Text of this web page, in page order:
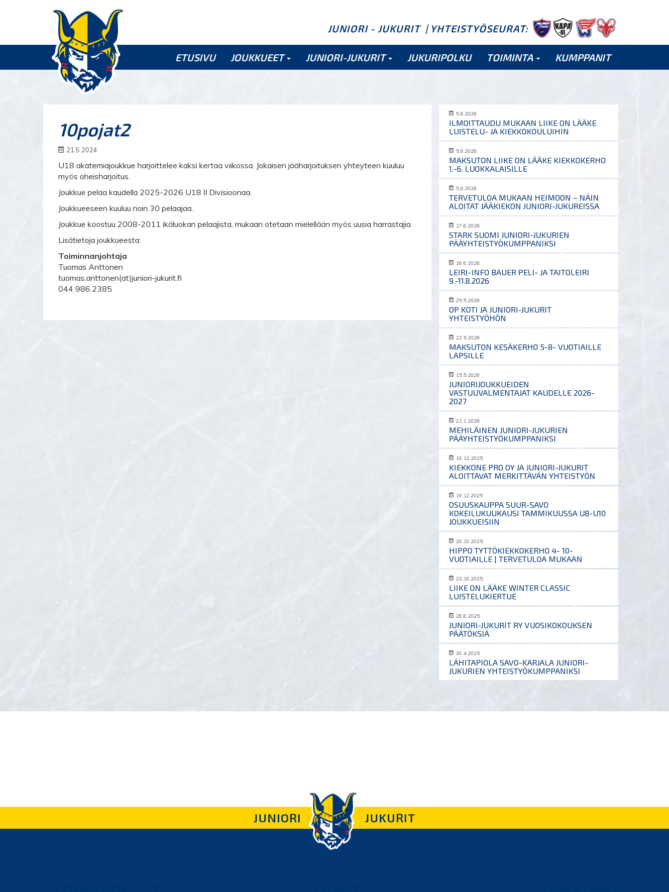
JUNIORI - JUKURIT | YHTEISTYÖSEURAT:
ETUSIVU JOUKKUEET JUNIORI-JUKURIT JUKURIPOLKU TOIMINTA KUMPPANIT
10pojat2
21.5.2024
U18 akatemiajoukkue harjoittelee kaksi kertaa viikossa. Jokaisen jääharjoituksen yhteyteen kuuluu
myös oheisharjoitus.
Joukkue pelaa kaudella 2025-2026 U18 II Divisioonaa.
Joukkueeseen kuuluu noin 30 pelaajaa.
Joukkue koostuu 2008-2011 ikäluokan pelaajista, mukaan otetaan mielellään myös uusia harrastajia.
Lisätietoja joukkueesta:
Toiminnanjohtaja
Tuomas Anttonen
tuomas.anttonen(at)juniori-jukurit.fi
044 986 2385
5.8.2026
ILMOITTAUDU MUKAAN LIIKE ON LÄÄKE
LUISTELU- JA KIEKKOKOULUIHIN
5.8.2026
MAKSUTON LIIKE ON LÄÄKE KIEKKOKERHO
1.-6. LUOKKALAISILLE
5.8.2026
TERVETULOA MUKAAN HEIMOON – NÄIN
ALOITAT JÄÄKIEKON JUNIORI-JUKUREISSA
17.6.2026
STARK SUOMI JUNIORI-JUKURIEN
PÄÄYHTEISTYÖKUMPPANIKSI
16.6.2026
LEIRI-INFO BAUER PELI- JA TAITOLEIRI
9.-11.8.2026
25.5.2026
OP KOTI JA JUNIORI-JUKURIT
YHTEISTYÖHÖN
22.5.2026
MAKSUTON KESÄKERHO 5-8- VUOTIAILLE
LAPSILLE
15.5.2026
JUNIORIJOUKKUEIDEN
VASTUUVALMENTAJAT KAUDELLE 2026-
2027
21.1.2026
MEHILÄINEN JUNIORI-JUKURIEN
PÄÄYHTEISTYÖKUMPPANIKSI
19.12.2025
KIEKKONE PRO OY JA JUNIORI-JUKURIT
ALOITTAVAT MERKITTÄVÄN YHTEISTYÖN
19.12.2025
OSUUSKAUPPA SUUR-SAVO
KOKEILUKUUKAUSI TAMMIKUUSSA U8-U10
JOUKKUEISIIN
29.10.2025
HIPPO TYTTÖKIEKKOKERHO 4- 10-
VUOTIAILLE | TERVETULOA MUKAAN
23.10.2025
LIIKE ON LÄÄKE WINTER CLASSIC
LUISTELUKIERTUE
28.8.2025
JUNIORI-JUKURIT RY VUOSIKOKOUKSEN
PÄÄTÖKSIÄ
30.4.2025
LÄHITAPIOLA SAVO-KARJALA JUNIORI-
JUKURIEN YHTEISTYÖKUMPPANIKSI
JUNIORI JUKURIT